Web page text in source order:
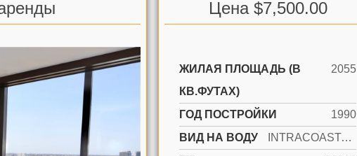
Цена $7,500.00
ЖИЛАЯ ПЛОЩАДЬ (В
КВ.ФУТАХ)
2055
ГОД ПОСТРОЙКИ
1990
ВИД НА ВОДУ
INTRACOASTAL FRONT, OCEAN ACCESS